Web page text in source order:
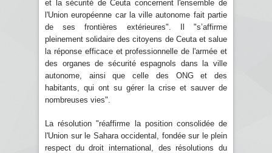
et la sécurité de Ceuta concernent l'ensemble de
l'Union européenne car la ville autonome fait partie
de ses frontières extérieures". Il "s’affirme
pleinement solidaire des citoyens de Ceuta et salue
la réponse efficace et professionnelle de l'armée et
des organes de sécurité espagnols dans la ville
autonome, ainsi que celle des ONG et des
habitants, qui ont su gérer la crise et sauver de
nombreuses vies".
La résolution "réaffirme la position consolidée de
l'Union sur le Sahara occidental, fondée sur le plein
respect du droit international, des résolutions du